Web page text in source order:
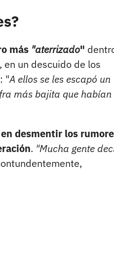
más "aterrizado"
un descuido de los
"A ellos se les escapó un
más bajita que habían
desmentir los
. "Mucha gente